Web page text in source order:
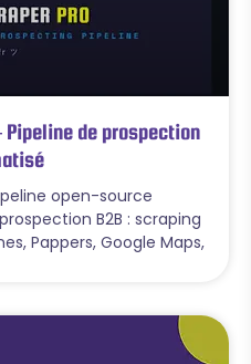
de prospection
open-source
B2B : scraping
Pappers, Google Maps,